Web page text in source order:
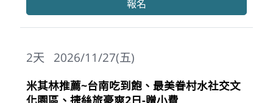
報名
2026/11/27(五)
2天
米其林推薦~台南吃到飽、最美眷村水社交文
化園區、捷絲旅豪爽2日-贈小費